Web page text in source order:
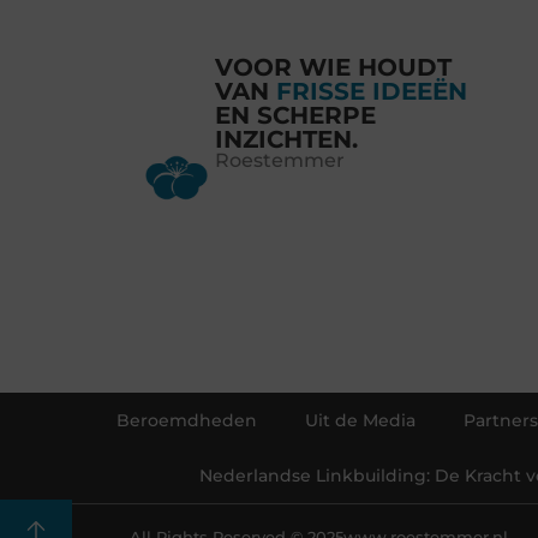
VOOR WIE HOUDT
VAN FRISSE IDEEËN
EN SCHERPE
INZICHTEN.
Roestemmer
Beroemdheden Uit de Media Partners
Nederlandse Linkbuilding: De Kracht